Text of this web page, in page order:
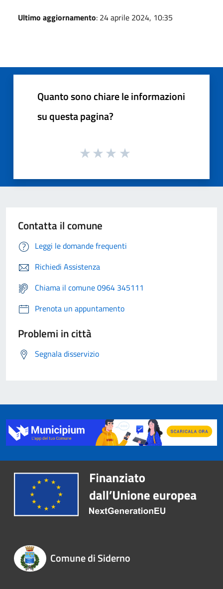
Ultimo aggiornamento: 24 aprile 2024, 10:35
Quanto sono chiare le informazioni
su questa pagina?
Contatta il comune
Leggi le domande frequenti
Richiedi Assistenza
Chiama il comune 0964 345111
Prenota un appuntamento
Problemi in città
Segnala disservizio
Comune di Siderno